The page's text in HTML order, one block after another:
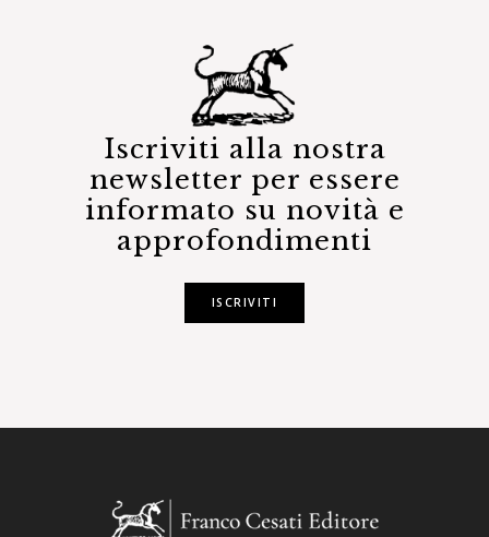
Iscriviti alla nostra
newsletter per essere
informato su novità e
approfondimenti
ISCRIVITI